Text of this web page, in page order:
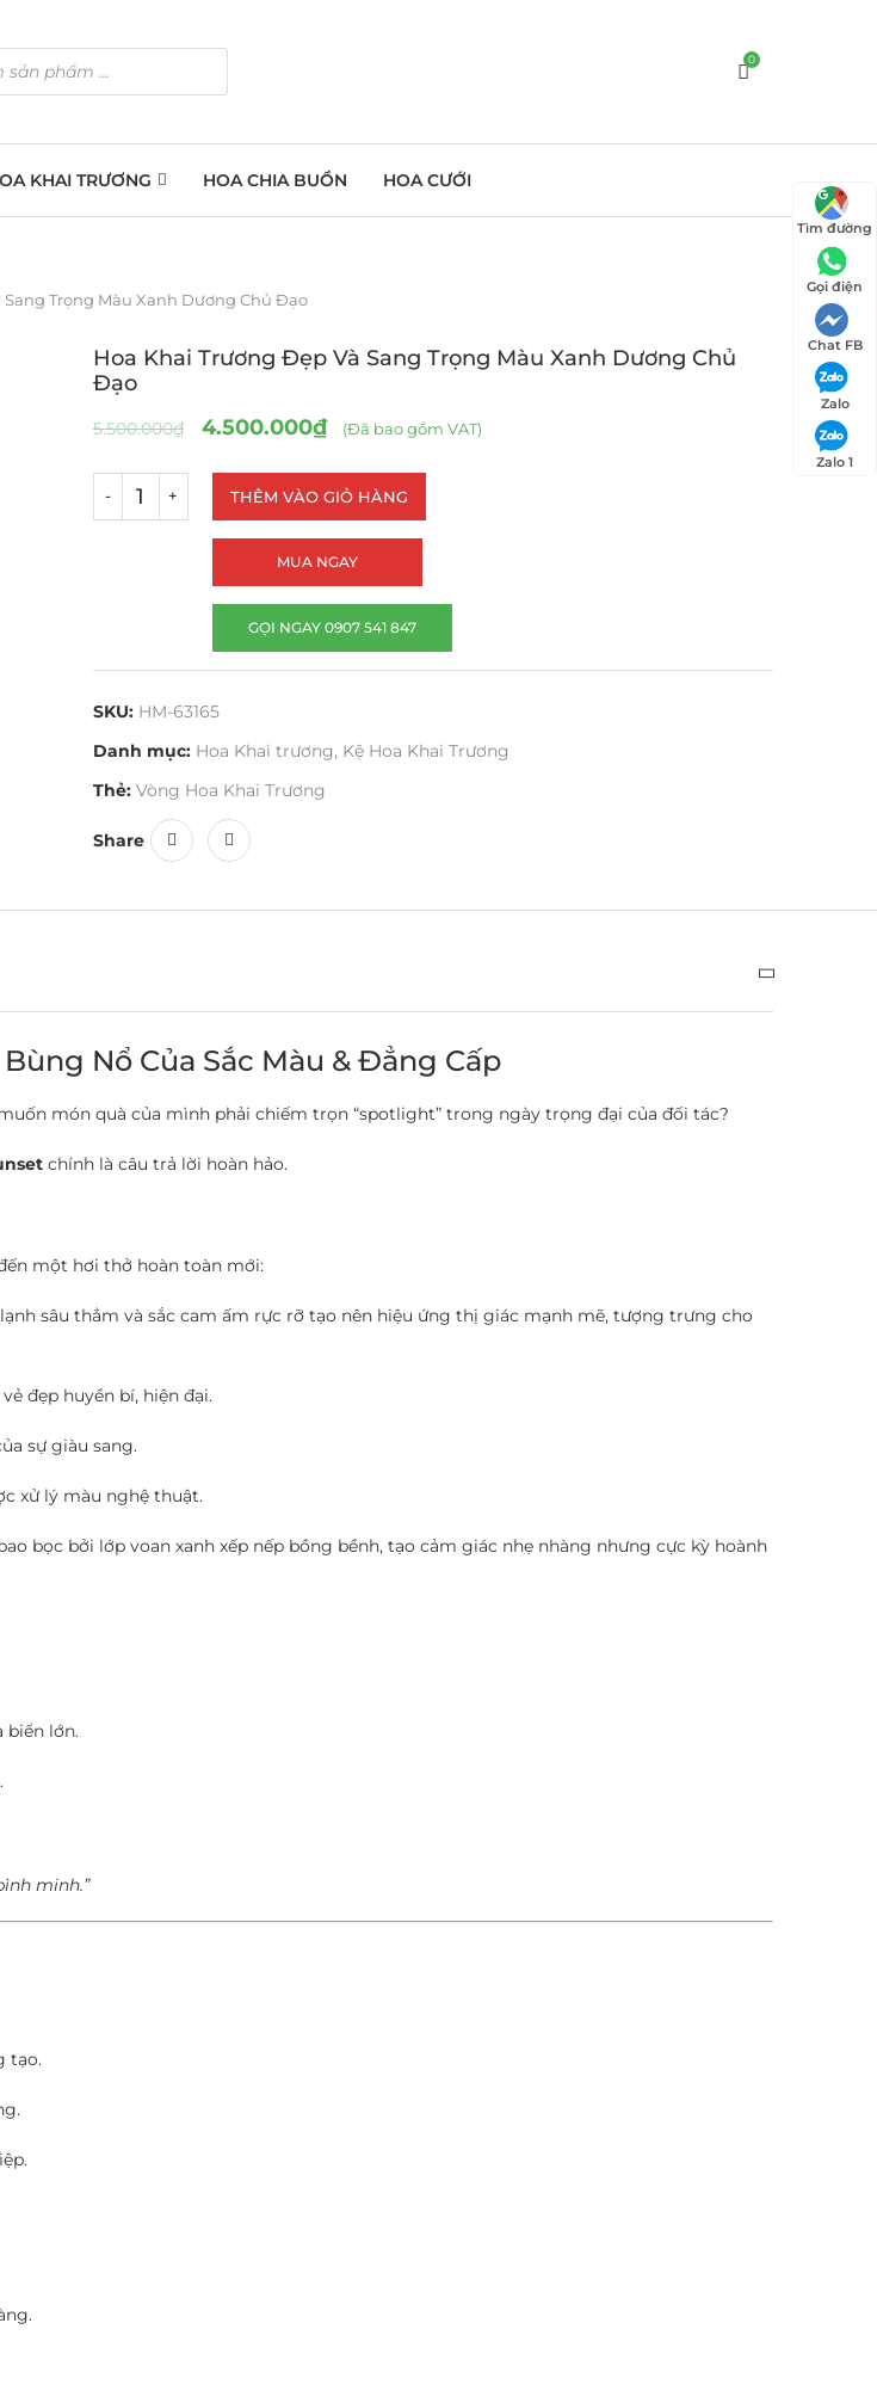
0
KHAI TRƯƠNG HOA CHIA BUỒN HOA CƯỚI
Trọng Màu Xanh Dương Chủ Đạo
Hoa Khai Trương Đẹp Và Sang Trọng Màu Xanh Dương Chủ
Đạo
5.500.000₫ 4.500.000₫ (Đã bao gồm VAT)
THÊM VÀO GIỎ HÀNG
MUA NGAY
GỌI NGAY 0907 541 847
SKU: HM-63165
Danh mục: Hoa Khai trương, Kệ Hoa Khai Trương
Thẻ: Vòng Hoa Khai Trương
Share
Nổ Của Sắc Màu & Đẳng Cấp
món quà của mình phải chiếm trọn “spotlight” trong ngày trọng đại của đối tác?
chính là câu trả lời hoàn hảo.
một hơi thở hoàn toàn mới:
sâu thẳm và sắc cam ấm rực rỡ tạo nên hiệu ứng thị giác mạnh mẽ, tượng trưng cho
đẹp huyền bí, hiện đại.
sự giàu sang.
xử lý màu nghệ thuật.
bọc bởi lớp voan xanh xếp nếp bồng bềnh, tạo cảm giác nhẹ nhàng nhưng cực kỳ hoành
biển lớn.
minh.”
tạo.
Tìm đường
Gọi điện
Chat FB
Zalo
Zalo 1